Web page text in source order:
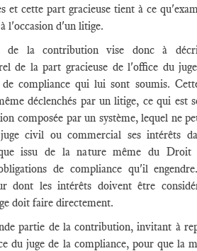
et cette part gracieuse tient à ce
l'occasion d'un litige.
de la contribution vise donc à
de la part gracieuse de l'office du
de compliance qui lui sont soumis.
déclenchés par un litige, ce qui est
composée par un système, lequel ne
civil ou commercial ses intérêts
issu de la nature même du
de compliance qu'il
dont les intérêts doivent être
doit faire directement.
partie de la contribution, invitant à
du juge de la compliance, pour que la